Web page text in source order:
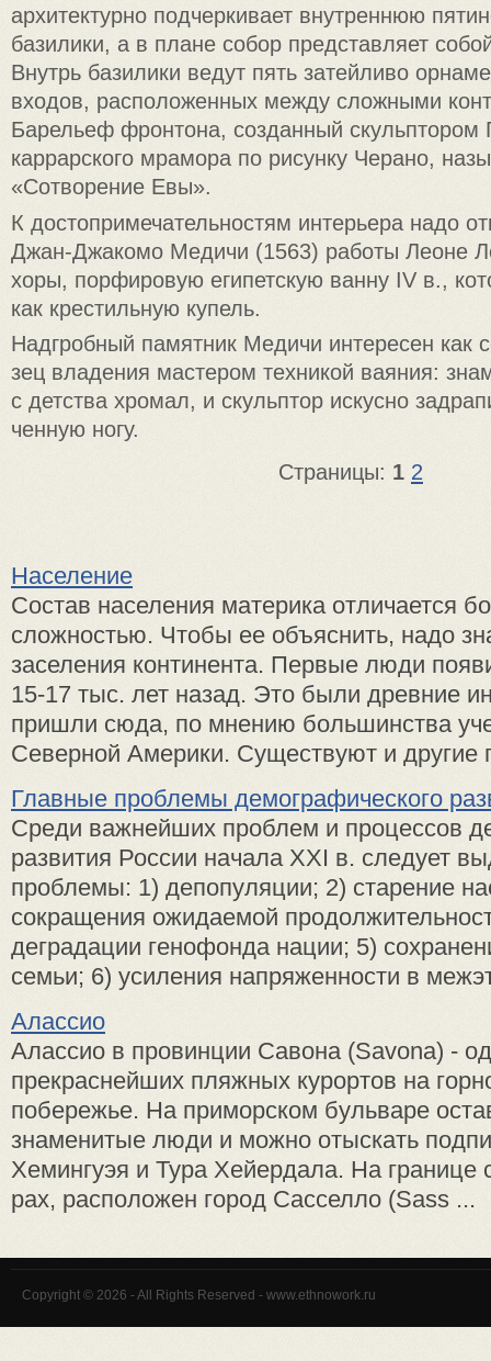
архитектурно подчеркивает внутреннюю
базилики, а в плане собор представляет
Внутрь базилики ведут пять затейливо
входов, расположенных между сложными
Барельеф фронтона, созданный скульптором
каррар­ского мрамора по рисунку Черано,
«Сотворение Евы».
К достопримечательностям ин­терьера надо
Джан-Джакомо Медичи (1563) работы Леоне
хоры, порфировую египетскую ванну IV в.,
как крестильную купель.
Надгробный памятник Медичи интересен
зец владения мастером техникой ваяния:
с детства хромал, и скульптор ис­кусно
ченную ногу.
Страницы: 1 2
Население
Состав населения материка отличается
сложностью. Чтобы ее объяснить, надо
заселения континента. Первые люди
15-17 тыс. лет назад. Это были древние
пришли сюда, по мнению большинства
Северной Америки. Существуют и другие
Главные проблемы демографического
Среди важнейших проблем и процессов
развития России начала XXI в. следует
проблемы: 1) депопуляции; 2) старение
сокращения ожидаемой
деградации генофонда нации; 5)
семьи; 6) усиления напряженности в
Алассио
Алассио в провинции Савона (Savona) -
прекраснейших пляжных курортов на
побережье. На примор­ском бульваре
знаменитые люди и можно отыскать
Хемин­гуэя и Тура Хейердала. На
рах, расположен город Сасселло (Sass ...
Copyright © 2026 - All Rights Reserved - www.ethnowork.ru